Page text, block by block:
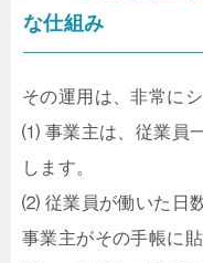
な仕組み
その運用は、非常にシ
⑴ 事業主は、従業員
します。
⑵ 従業員が働いた日
事業主がその手帳に